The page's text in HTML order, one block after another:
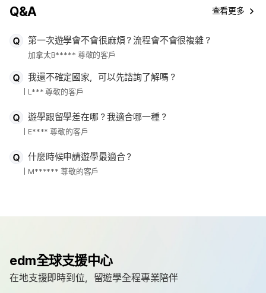
Q&A 查看更多
第一次遊學會不會很麻煩？流程會不會很複雜？
加拿大B***** 尊敬的客戶
我還不確定國家，可以先諮詢了解嗎？
L*** 尊敬的客戶
遊學跟留學差在哪？我適合哪一種？
E**** 尊敬的客戶
什麼時候申請遊學最適合？
M****** 尊敬的客戶
edm全球支援中心
在地支援即時到位，留遊學全程專業陪伴